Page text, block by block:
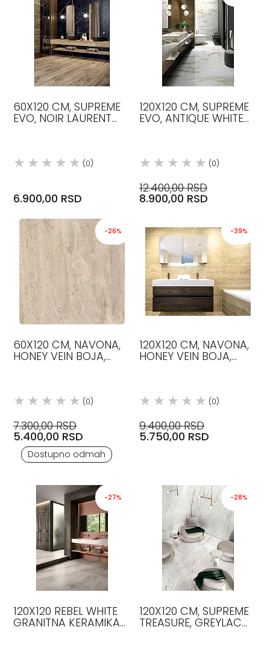
60X120 CM, SUPREME
EVO, NOIR LAURENT
(0)
6.900,00 RSD
120X120 CM, SUPREME
EVO, ANTIQUE WHITE
(0)
12.400,00 RSD
8.900,00 RSD
-26%
60X120 CM, NAVONA,
HONEY VEIN BOJA,
(0)
7.300,00 RSD
5.400,00 RSD
Dostupno odmah
-39%
120X120 CM, NAVONA,
HONEY VEIN BOJA,
(0)
9.400,00 RSD
5.750,00 RSD
-27%
120X120 REBEL WHITE
GRANITNA KERAMIKA
-28%
120X120 CM, SUPREME
TREASURE, GREYLAC